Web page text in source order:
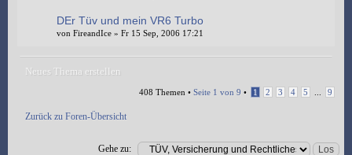
DEr Tüv und mein VR6 Turbo
von FireandIce » Fr 15 Sep, 2006 17:21
Neues Thema erstellen
408 Themen • Seite 1 von 9 • 1 2 3 4 5 9
Zurück zu Foren-Übersicht
Gehe zu: